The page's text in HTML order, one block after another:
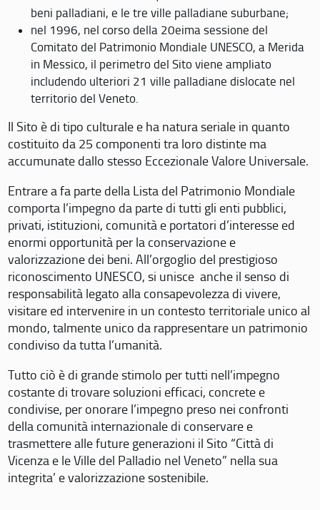
beni palladiani, e le tre ville palladiane suburbane;
nel 1996, nel corso della 20eima sessione del
Comitato del Patrimonio Mondiale UNESCO, a Merida
in Messico, il perimetro del Sito viene ampliato
includendo ulteriori 21 ville palladiane dislocate nel
territorio del Veneto.
Il Sito è di tipo culturale e ha natura seriale in quanto
costituito da 25 componenti tra loro distinte ma
accumunate dallo stesso Eccezionale Valore Universale.
Entrare a fa parte della Lista del Patrimonio Mondiale
comporta l’impegno da parte di tutti gli enti pubblici,
privati, istituzioni, comunità e portatori d’interesse ed
enormi opportunità per la conservazione e
valorizzazione dei beni. All’orgoglio del prestigioso
riconoscimento UNESCO, si unisce anche il senso di
responsabilità legato alla consapevolezza di vivere,
visitare ed intervenire in un contesto territoriale unico al
mondo, talmente unico da rappresentare un patrimonio
condiviso da tutta l’umanità.
Tutto ciò è di grande stimolo per tutti nell’impegno
costante di trovare soluzioni efficaci, concrete e
condivise, per onorare l’impegno preso nei confronti
della comunità internazionale di conservare e
trasmettere alle future generazioni il Sito “Città di
Vicenza e le Ville del Palladio nel Veneto” nella sua
integrita’ e valorizzazione sostenibile.